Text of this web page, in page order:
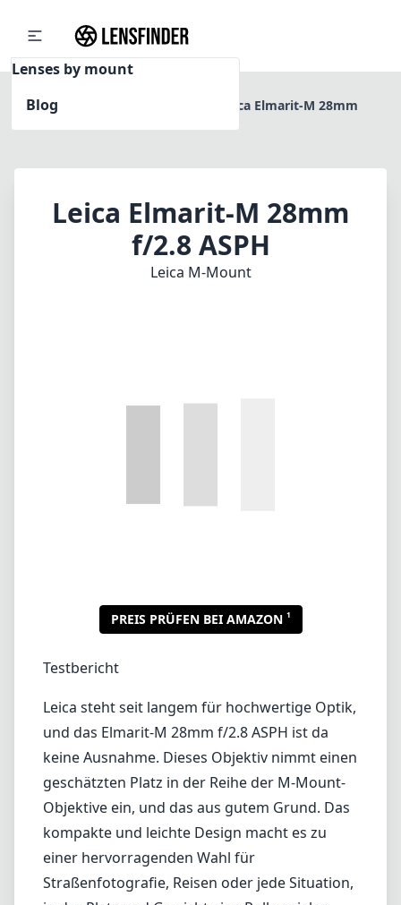
Lenses by mount
Blog
Home
Leica Elmarit-M 28mm
Leica Elmarit-M 28mm
f/2.8 ASPH
Leica M-Mount
und das Elmarit-M 28mm f/2.8 ASPH ist da
kompakte und leichte Design macht es zu
einer hervorragenden Wahl für
in der Platz und Gewicht eine Rolle spielen.
Die Verarbeitung des Elmarit-M 28mm f/2.8
ASPH ist von außergewöhnlicher Präzision. Es
verfügt über einen wunderschön
bearbeiteten Metallkörper, der nicht nur gut
in der Hand liegt, sondern auch Vertrauen in
seine Langlebigkeit vermittelt. Das schlanke
Design wird durch einen einfachen, aber
eleganten Fokusring ergänzt, der ein